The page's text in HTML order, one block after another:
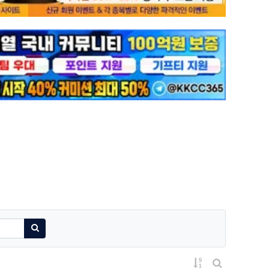
검색하기
게시물 정렬